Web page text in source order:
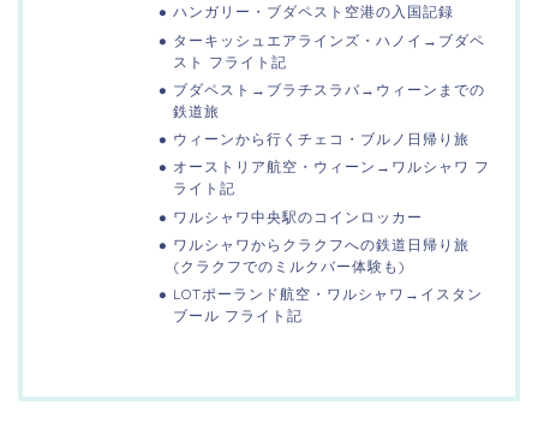
ハンガリー・ブダペスト空港の入国記録
ターキッシュエアラインズ・ハノイ→ブダペ
スト フライト記
ブダペスト→ブラチスラバ→ウィーンまでの
鉄道旅
ウィーンから行くチェコ・ブルノ日帰り旅
オーストリア航空・ウィーン→ワルシャワ フ
ライト記
ワルシャワ中央駅のコインロッカー
ワルシャワからクラクフへの鉄道日帰り旅
(クラクフでのミルクバー体験も)
LOTポーランド航空・ワルシャワ→イスタン
ブール フライト記